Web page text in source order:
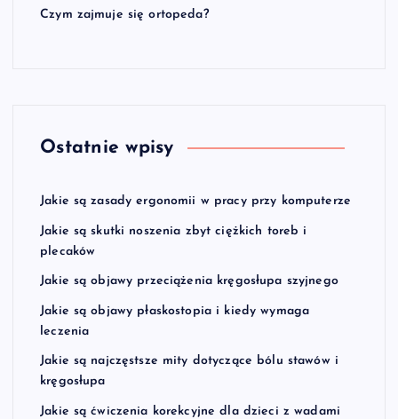
Czym zajmuje się ortopeda?
Ostatnie wpisy
Jakie są zasady ergonomii w pracy przy komputerze
Jakie są skutki noszenia zbyt ciężkich toreb i
plecaków
Jakie są objawy przeciążenia kręgosłupa szyjnego
Jakie są objawy płaskostopia i kiedy wymaga
leczenia
Jakie są najczęstsze mity dotyczące bólu stawów i
kręgosłupa
Jakie są ćwiczenia korekcyjne dla dzieci z wadami